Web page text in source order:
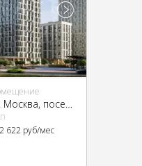
622 руб/мес